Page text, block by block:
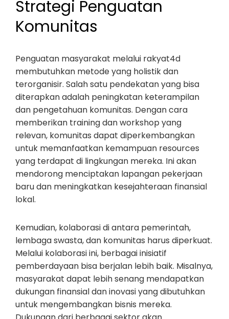
Strategi Penguatan
Komunitas
Penguatan masyarakat melalui rakyat4d
membutuhkan metode yang holistik dan
terorganisir. Salah satu pendekatan yang bisa
diterapkan adalah peningkatan keterampilan
dan pengetahuan komunitas. Dengan cara
memberikan training dan workshop yang
relevan, komunitas dapat diperkembangkan
untuk memanfaatkan kemampuan resources
yang terdapat di lingkungan mereka. Ini akan
mendorong menciptakan lapangan pekerjaan
baru dan meningkatkan kesejahteraan finansial
lokal.
Kemudian, kolaborasi di antara pemerintah,
lembaga swasta, dan komunitas harus diperkuat.
Melalui kolaborasi ini, berbagai inisiatif
pemberdayaan bisa berjalan lebih baik. Misalnya,
masyarakat dapat lebih senang mendapatkan
dukungan finansial dan inovasi yang dibutuhkan
untuk mengembangkan bisnis mereka.